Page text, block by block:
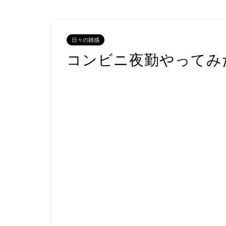
日々の雑感
コンビニ夜勤やってみ